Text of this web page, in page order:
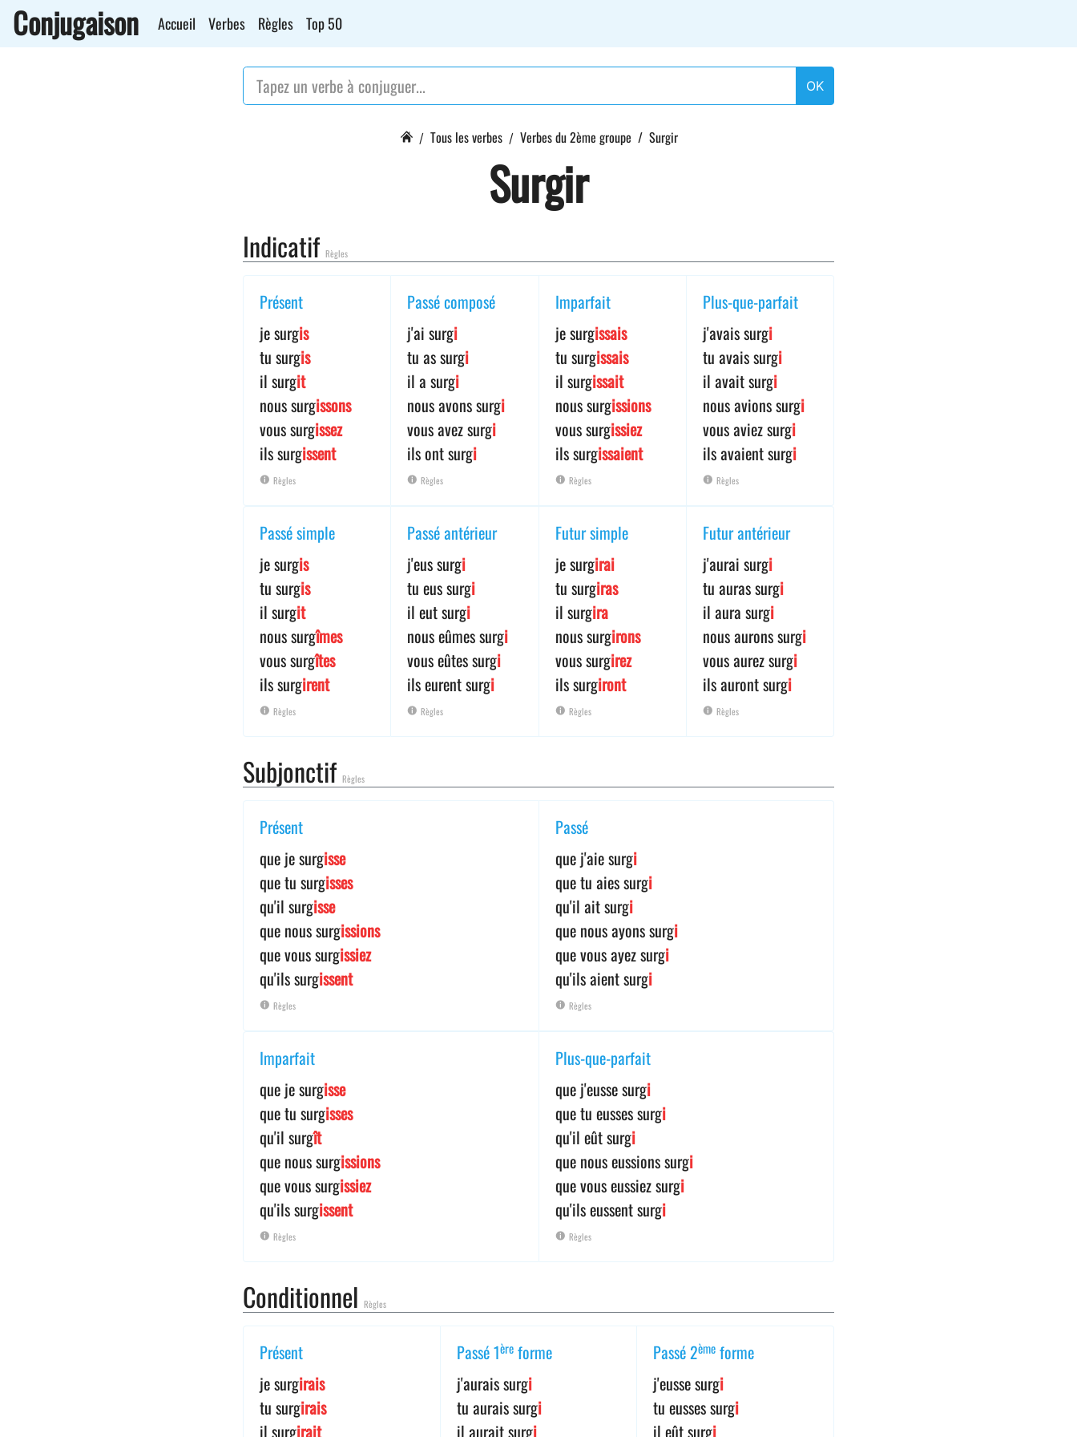
Conjugaison Accueil Verbes Règles Top 50
OK
Tous les verbes Verbes du 2ème groupe Surgir
Surgir
Indicatif Règles
Présent
je surgis
tu surgis
il surgit
nous surgissons
vous surgissez
ils surgissent
Règles
Passé composé
j'ai surgi
tu as surgi
il a surgi
nous avons surgi
vous avez surgi
ils ont surgi
Règles
Imparfait
je surgissais
tu surgissais
il surgissait
nous surgissions
vous surgissiez
ils surgissaient
Règles
Plus-que-parfait
j'avais surgi
tu avais surgi
il avait surgi
nous avions surgi
vous aviez surgi
ils avaient surgi
Règles
Passé simple
je surgis
tu surgis
il surgit
nous surgîmes
vous surgîtes
ils surgirent
Règles
Passé antérieur
j'eus surgi
tu eus surgi
il eut surgi
nous eûmes surgi
vous eûtes surgi
ils eurent surgi
Règles
Futur simple
je surgirai
tu surgiras
il surgira
nous surgirons
vous surgirez
ils surgiront
Règles
Futur antérieur
j'aurai surgi
tu auras surgi
il aura surgi
nous aurons surgi
vous aurez surgi
ils auront surgi
Règles
Subjonctif Règles
Présent
que je surgisse
que tu surgisses
qu'il surgisse
que nous surgissions
que vous surgissiez
qu'ils surgissent
Règles
Passé
que j'aie surgi
que tu aies surgi
qu'il ait surgi
que nous ayons surgi
que vous ayez surgi
qu'ils aient surgi
Règles
Imparfait
que je surgisse
que tu surgisses
qu'il surgît
que nous surgissions
que vous surgissiez
qu'ils surgissent
Règles
Plus-que-parfait
que j'eusse surgi
que tu eusses surgi
qu'il eût surgi
que nous eussions surgi
que vous eussiez surgi
qu'ils eussent surgi
Règles
Conditionnel Règles
Présent
je surgirais
tu surgirais
il surgirait
Passé 1èreforme
j'aurais surgi
tu aurais surgi
il aurait surgi
Passé 2ème forme
j'eusse surgi
tu eusses surgi
il eût surgi